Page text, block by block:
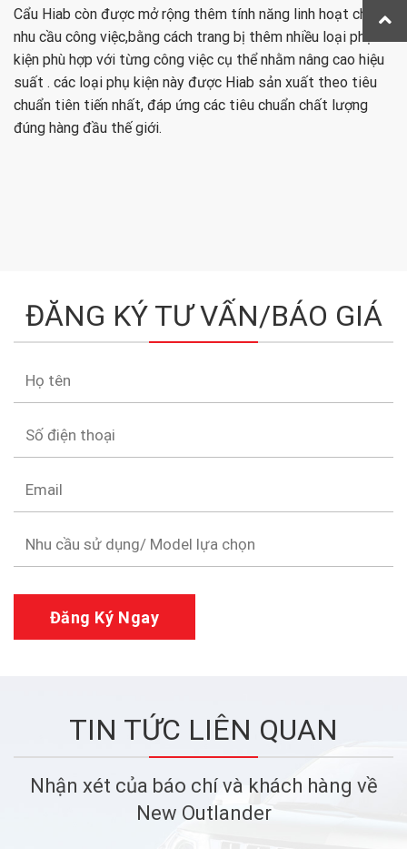
Cẩu Hiab còn được mở rộng thêm tính năng linh hoạt cho
nhu cầu công việc,bằng cách trang bị thêm nhiều loại phụ
kiện phù hợp với từng công việc cụ thể nhằm nâng cao hiệu
suất . các loại phụ kiện này được Hiab sản xuất theo tiêu
chuẩn tiên tiến nhất, đáp ứng các tiêu chuẩn chất lượng
đúng hàng đầu thế giới.
ĐĂNG KÝ TƯ VẤN/BÁO GIÁ
TIN TỨC LIÊN QUAN
Nhận xét của báo chí và khách hàng về
New Outlander